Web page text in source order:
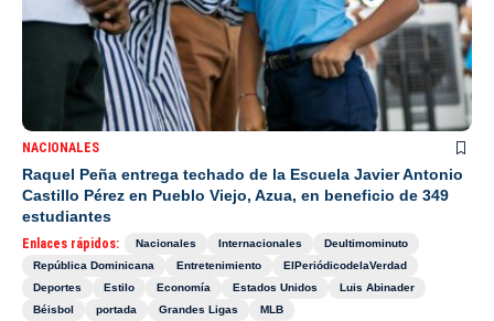
NACIONALES
Raquel Peña entrega techado de la Escuela Javier Antonio
Castillo Pérez en Pueblo Viejo, Azua, en beneficio de 349
estudiantes
Enlaces rápidos: Nacionales Internacionales
Deultimominuto
República Dominicana
Entretenimiento
ElPeriódicodelaVerdad
Deportes
Estilo Economía Estados Unidos
Luis Abinader
Béisbol
portada Grandes Ligas MLB